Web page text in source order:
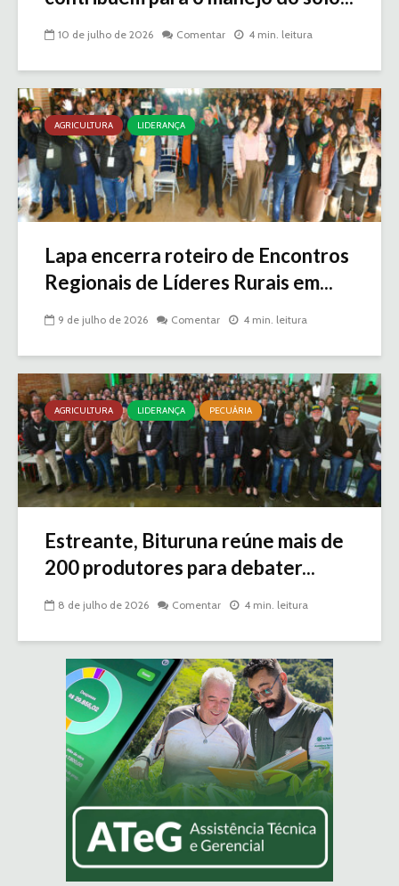
10 de julho de 2026 Comentar 4 min. leitura
AGRICULTURA LIDERANÇA
Lapa encerra roteiro de Encontros
Regionais de Líderes Rurais em...
9 de julho de 2026 Comentar 4 min. leitura
AGRICULTURA LIDERANÇA PECUÁRIA
Estreante, Bituruna reúne mais de
200 produtores para debater...
8 de julho de 2026 Comentar 4 min. leitura